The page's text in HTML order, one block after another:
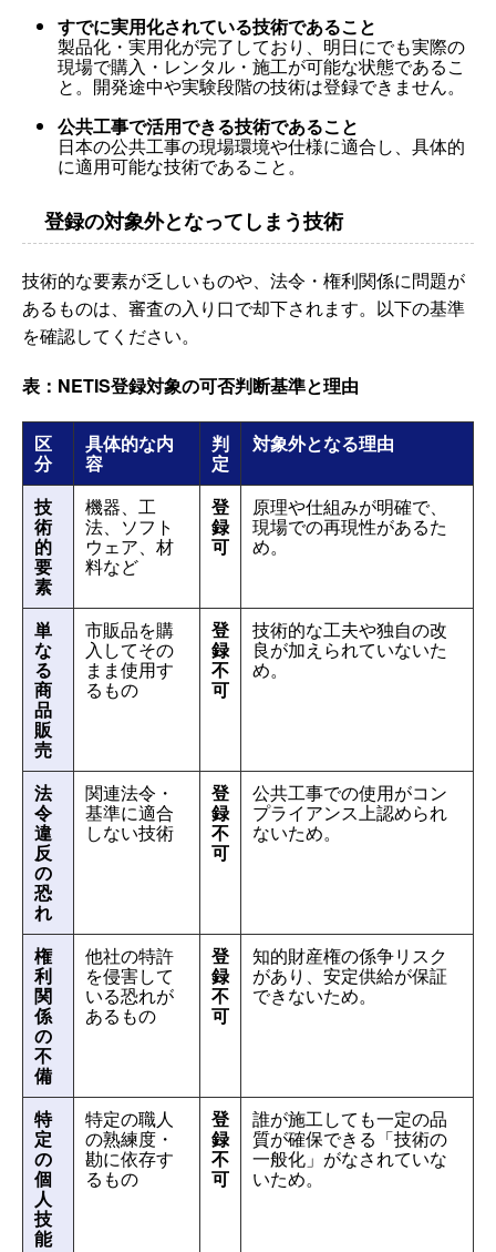
すでに実用化されている技術であること
製品化・実用化が完了しており、明日にでも実際の
現場で購入・レンタル・施工が可能な状態であるこ
と。開発途中や実験段階の技術は登録できません。
公共工事で活用できる技術であること
日本の公共工事の現場環境や仕様に適合し、具体的
に適用可能な技術であること。
登録の対象外となってしまう技術
技術的な要素が乏しいものや、法令・権利関係に問題が
あるものは、審査の入り口で却下されます。以下の基準
を確認してください。
表：NETIS登録対象の可否判断基準と理由
区
分
具体的な内
容
判
定
対象外となる理由
技
術
的
要
素
機器、工
法、ソフト
ウェア、材
料など
登
録
可
原理や仕組みが明確で、
現場での再現性があるた
め。
単
な
る
商
品
販
売
市販品を購
入してその
まま使用す
るもの
登
録
不
可
技術的な工夫や独自の改
良が加えられていないた
め。
法
令
違
反
の
恐
れ
関連法令・
基準に適合
しない技術
登
録
不
可
公共工事での使用がコン
プライアンス上認められ
ないため。
権
利
関
係
の
不
備
他社の特許
を侵害して
いる恐れが
あるもの
登
録
不
可
知的財産権の係争リスク
があり、安定供給が保証
できないため。
特
定
の
個
人
技
能
特定の職人
の熟練度・
勘に依存す
るもの
登
録
不
可
誰が施工しても一定の品
質が確保できる「技術の
一般化」がなされていな
いため。